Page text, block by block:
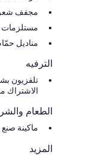
مجفف شعر
مستلزمات
مناديل
الترفيه
الاشتراك
الطعام
ماكينة
المزيد